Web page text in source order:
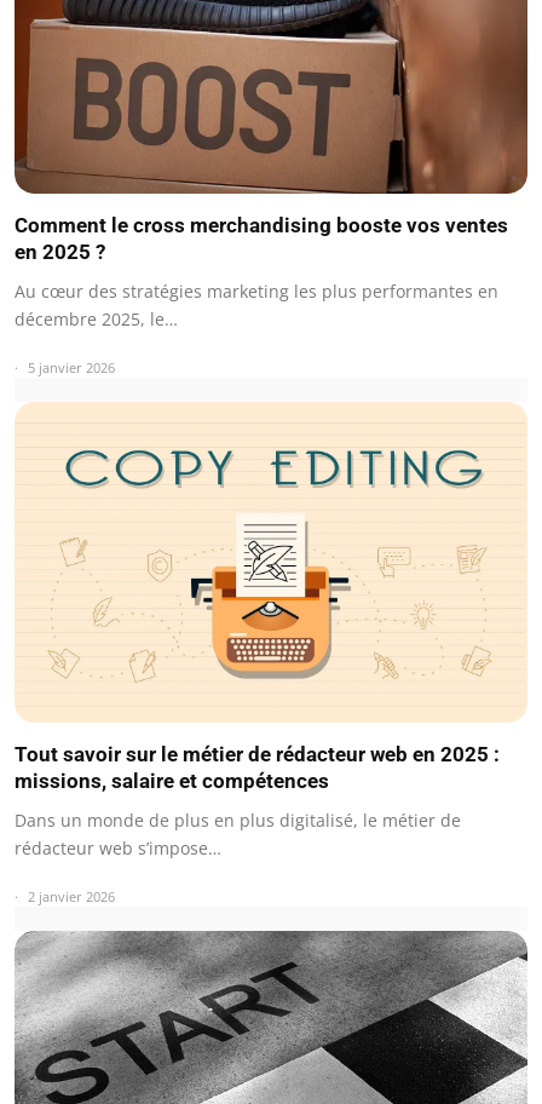
Comment le cross merchandising booste vos ventes
en 2025 ?
Au cœur des stratégies marketing les plus performantes en
décembre 2025, le…
5 janvier 2026
Tout savoir sur le métier de rédacteur web en 2025 :
missions, salaire et compétences
Dans un monde de plus en plus digitalisé, le métier de
rédacteur web s’impose…
2 janvier 2026